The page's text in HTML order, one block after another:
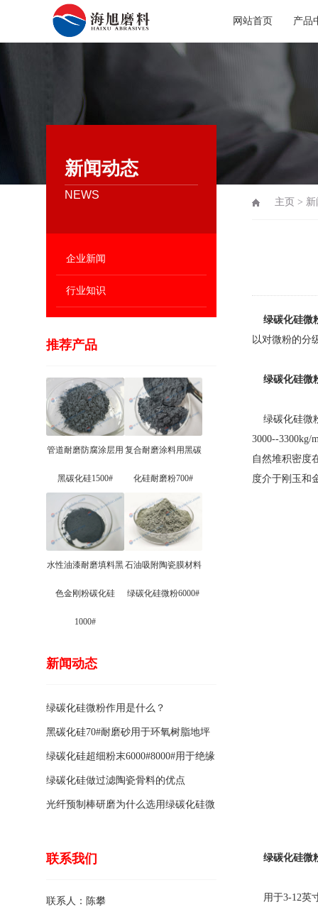
网站首页 产品
新闻动态
NEWS
企业新闻
行业知识
推荐产品
管道耐磨防腐涂层用
黑碳化硅1500#
复合耐磨涂料用黑碳
化硅耐磨粉700#
水性油漆耐磨填料黑
色金刚粉碳化硅
1000#
石油吸附陶瓷膜材料
绿碳化硅微粉6000#
新闻动态
绿碳化硅微粉作用是什么？
黑碳化硅70#耐磨砂用于环氧树脂地坪
骨料的特点有哪些？
绿碳化硅超细粉末6000#8000#用于绝缘
涂料的优点
绿碳化硅做过滤陶瓷骨料的优点
光纤预制棒研磨为什么选用绿碳化硅微
联系我们
联系人：陈攀
主页 >
绿碳化硅微
以对微粉的分
绿碳化硅微
绿碳化硅微
3000--3300kg/
自然堆积密度
度介于刚玉和
绿碳化硅微
用于3-12英